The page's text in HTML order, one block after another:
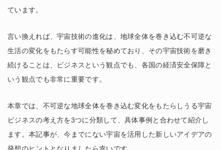
ています。
言い換えれば、宇宙技術の進化は、地球全体を巻き込む不可逆な
生活の変化をもたらす可能性を秘めており、その宇宙技術を磨き
続けることは、ビジネスという観点でも、各国の経済安全保障と
いう観点でも非常に重要です。
本章では、不可逆な地球全体を巻き込む変化をもたらしうる宇宙
ビジネスの考え方を3つに分類して、具体事例と合わせて紹介し
ます。本記事が、今までにない宇宙を活用した新しいアイデアの